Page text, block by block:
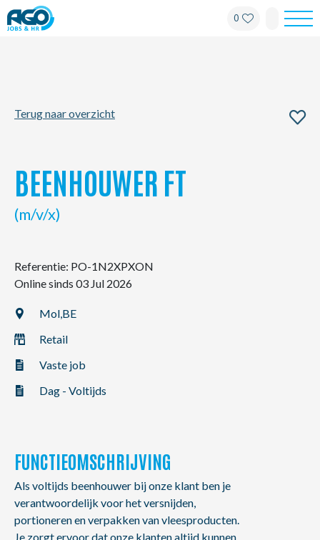
0
Contact
NL FR
Terug naar overzicht
BEENHOUWER FT
(m/v/x)
Referentie: PO-1N2XPXON
Online sinds 03 Jul 2026
Mol,BE
Retail
Vaste job
Dag - Voltijds
FUNCTIEOMSCHRIJVING
Als voltijds beenhouwer bij onze klant ben je
verantwoordelijk voor het versnijden,
portioneren en verpakken van vleesproducten.
Je zorgt ervoor dat onze klanten altijd kunnen